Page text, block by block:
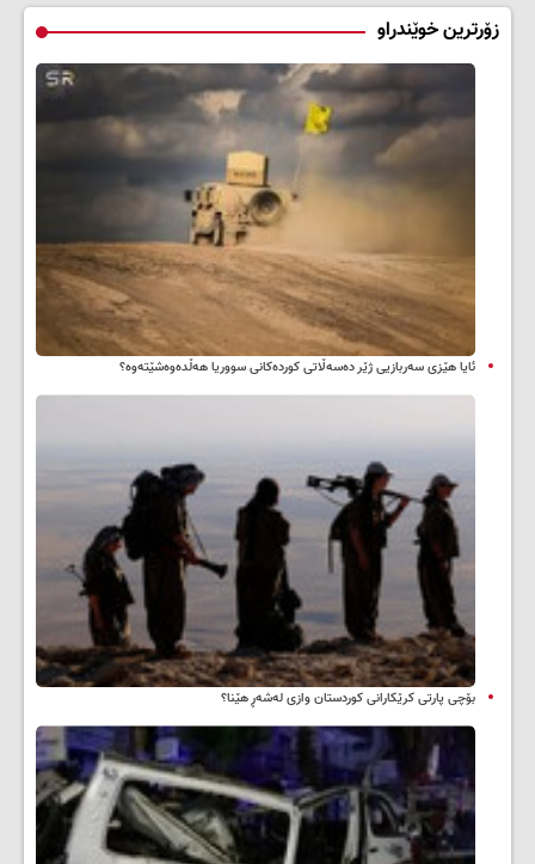
زۆرترین خوێندراو
ئایا هێزی سەربازیی ژێر دەسەڵاتی کوردەکانی سووریا هەڵدەوەشێتەوە؟
بۆچی پارتی کرێکارانی کوردستان وازی لەشەڕ هێنا؟